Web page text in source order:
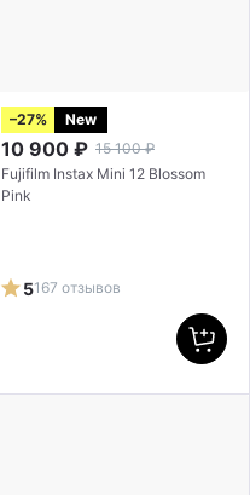
–27% New
10 900 ₽ 15 100 ₽
Fujifilm Instax Mini 12 Blossom
Pink
5167 отзывов